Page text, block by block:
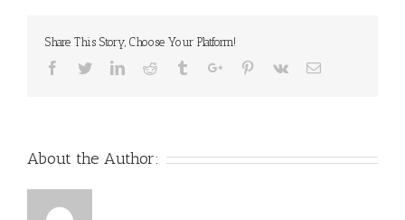
Share This Story, Choose Your Platform!
Facebook
TwitterLinkedinReddit TumblrGoogle+Pinterest
Vk Email
About the Author: